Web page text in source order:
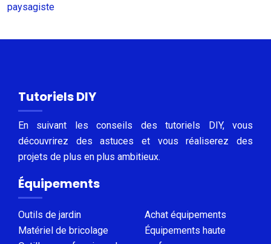
paysagiste
Tutoriels DIY
En suivant les conseils des tutoriels DIY, vous
découvrirez des astuces et vous réaliserez des
projets de plus en plus ambitieux.
Équipements
Outils de jardin
Matériel de bricolage
Achat équipements
Équipements haute